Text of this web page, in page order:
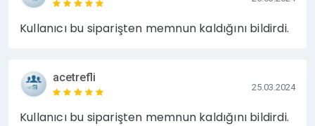
Kullanıcı bu siparişten memnun kaldığını bildirdi.
acetrefli
25.03.2024
Kullanıcı bu siparişten memnun kaldığını bildirdi.